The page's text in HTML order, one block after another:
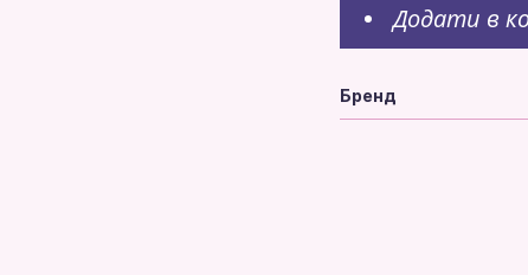
Додати в
Бренд